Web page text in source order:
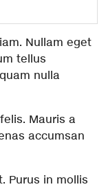
Nullam eget
tellus
nulla
Mauris a
accumsan
Purus in mollis